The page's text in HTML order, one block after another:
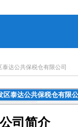
泰达公共保税仓有限公司
区泰达公共保税仓有限
司简介